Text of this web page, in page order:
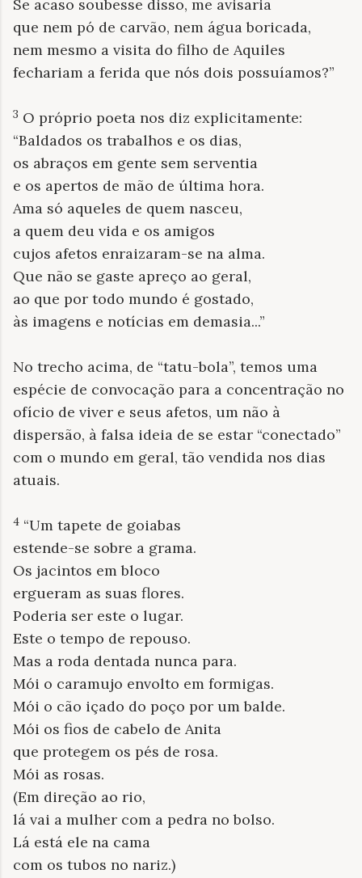
Se acaso soubesse disso, me avisaria
que nem pó de carvão, nem água boricada,
nem mesmo a visita do filho de Aquiles
fechariam a ferida que nós dois possuíamos?”
3 O próprio poeta nos diz explicitamente:
“Baldados os trabalhos e os dias,
os abraços em gente sem serventia
e os apertos de mão de última hora.
Ama só aqueles de quem nasceu,
a quem deu vida e os amigos
cujos afetos enraizaram-se na alma.
Que não se gaste apreço ao geral,
ao que por todo mundo é gostado,
às imagens e notícias em demasia...”
No trecho acima, de “tatu-bola”, temos uma
espécie de convocação para a concentração no
ofício de viver e seus afetos, um não à
dispersão, à falsa ideia de se estar “conectado”
com o mundo em geral, tão vendida nos dias
atuais.
4 “Um tapete de goiabas
estende-se sobre a grama.
Os jacintos em bloco
ergueram as suas flores.
Poderia ser este o lugar.
Este o tempo de repouso.
Mas a roda dentada nunca para.
Mói o caramujo envolto em formigas.
Mói o cão içado do poço por um balde.
Mói os fios de cabelo de Anita
que protegem os pés de rosa.
Mói as rosas.
(Em direção ao rio,
lá vai a mulher com a pedra no bolso.
Lá está ele na cama
com os tubos no nariz.)